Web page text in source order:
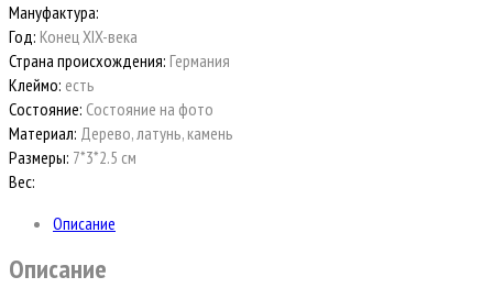
Мануфактура:
Год: Конец XIX-века
Страна происхождения: Германия
Клеймо: есть
Состояние: Состояние на фото
Материал: Дерево, латунь, камень
Размеры: 7*3*2.5 см
Вес:
Описание
Описание